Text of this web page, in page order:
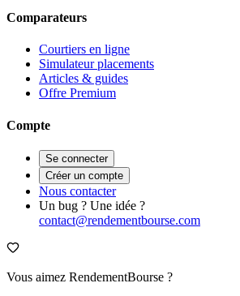
Comparateurs
Courtiers en ligne
Simulateur placements
Articles & guides
Offre Premium
Compte
Se connecter
Créer un compte
Nous contacter
Un bug ? Une idée ?
contact@rendementbourse.com
Vous aimez RendementBourse ?